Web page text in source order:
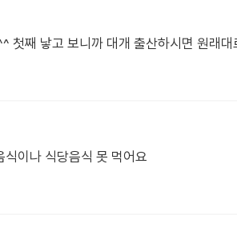
첫째 낳고 보니까 대개 출산하시면 원래대
이나 식당음식 못 먹어요